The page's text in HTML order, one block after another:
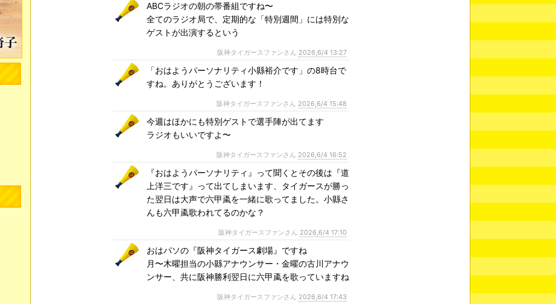
ABCラジオの朝の帯番組ですね〜
全てのラジオ局で、定期的な「特別週間」には特別な
ゲストが出演するという
阪神タイガースファンさん 2026,6/4 13:27
「おはようパーソナリティ小縣裕介です」の8時台で
すね。ありがとうございます！
阪神タイガースファンさん 2026,6/4 15:48
今週はほかにも特別ゲストで選手陣が出てます
ラジオもいいですよ〜
阪神タイガースファンさん 2026,6/4 16:52
『おはようパーソナリティ』って聞くとその後は『道
上洋三です』って出てしまいます、タイガースが勝っ
た翌日は大声で六甲颪を一緒に歌ってました。小縣さ
んも六甲颪歌われてるのかな？
阪神タイガースファンさん 2026,6/4 17:10
おはパソの『阪神タイガース劇場』ですね
月〜木曜担当の小縣アナウンサー・金曜の古川アナウ
ンサー、共に阪神勝利翌日に六甲颪を歌っていますね
阪神タイガースファンさん 2026,6/4 17:43